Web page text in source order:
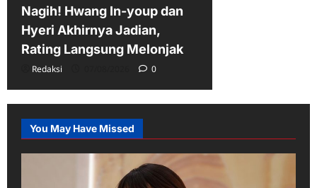
Nagih! Hwang In-youp dan
Hyeri Akhirnya Jadian,
Rating Langsung Melonjak
Redaksi 0
You May Have Missed